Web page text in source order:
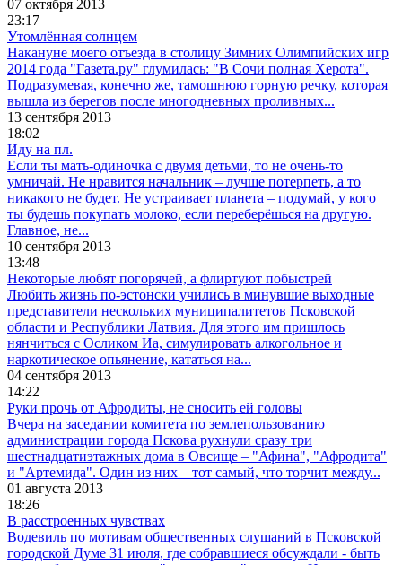
07 октября 2013
23:17
Утомлённая солнцем
Накануне моего отъезда в столицу Зимних Олимпийских игр
2014 года "Газета.ру" глумилась: "В Сочи полная Херота".
Подразумевая, конечно же, тамошнюю горную речку, которая
вышла из берегов после многодневных проливных...
13 сентября 2013
18:02
Иду на пл.
Если ты мать-одиночка с двумя детьми, то не очень-то
умничай. Не нравится начальник – лучше потерпеть, а то
никакого не будет. Не устраивает планета – подумай, у кого
ты будешь покупать молоко, если переберёшься на другую.
Главное, не...
10 сентября 2013
13:48
Некоторые любят погорячей, а флиртуют побыстрей
Любить жизнь по-эстонски учились в минувшие выходные
представители нескольких муниципалитетов Псковской
области и Республики Латвия. Для этого им пришлось
нянчиться с Осликом Иа, симулировать алкогольное и
наркотическое опьянение, кататься на...
04 сентября 2013
14:22
Руки прочь от Афродиты, не сносить ей головы
Вчера на заседании комитета по землепользованию
администрации города Пскова рухнули сразу три
шестнадцатиэтажных дома в Овсище – "Афина", "Афродита"
и "Артемида". Один из них – тот самый, что торчит между...
01 августа 2013
18:26
В расстроенных чувствах
Водевиль по мотивам общественных слушаний в Псковской
городской Думе 31 июля, где собравшиеся обсуждали - быть